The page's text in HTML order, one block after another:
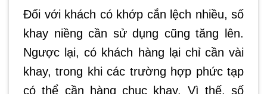
Đối với khách có khớp cắn lệch nhiều, số
khay niềng cần sử dụng cũng tăng lên.
Ngược lại, có khách hàng lại chỉ cần vài
khay, trong khi các trường hợp phức tạp
có thể cần hàng chục khay. Vì thế, số